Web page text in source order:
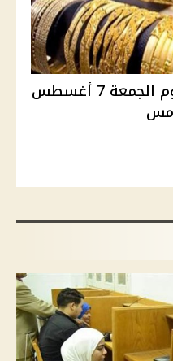
سعر الذهب في مصر اليوم الجمعة 7 أغسطس